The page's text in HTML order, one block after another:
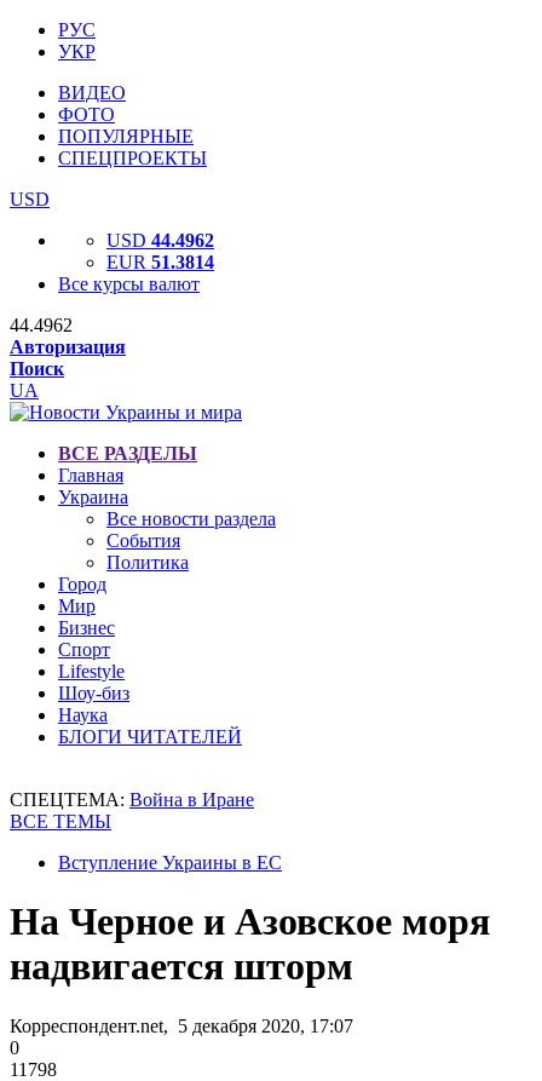
РУС
УКР
ВИДЕО
ФОТО
ПОПУЛЯРНЫЕ
СПЕЦПРОЕКТЫ
USD
USD 44.4962
EUR 51.3814
Все курсы валют
44.4962
Авторизация
Поиск
UA
ВСЕ РАЗДЕЛЫ
Главная
Украина
Все новости раздела
События
Политика
Город
Мир
Бизнес
Спорт
Lifestyle
Шоу-биз
Наука
БЛОГИ ЧИТАТЕЛЕЙ
СПЕЦТЕМА: Война в Иране
ВСЕ ТЕМЫ
Вступление Украины в ЕС
На Черное и Азовское моря
надвигается шторм
Корреспондент.net, 5 декабря 2020, 17:07
0
11798